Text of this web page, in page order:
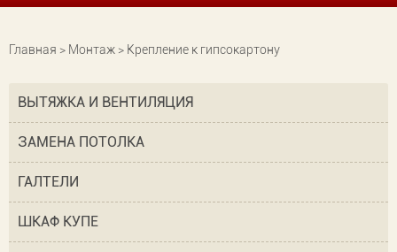
Главная > Монтаж > Крепление к гипсокартону
ВЫТЯЖКА И ВЕНТИЛЯЦИЯ
ЗАМЕНА ПОТОЛКА
ГАЛТЕЛИ
ШКАФ КУПЕ